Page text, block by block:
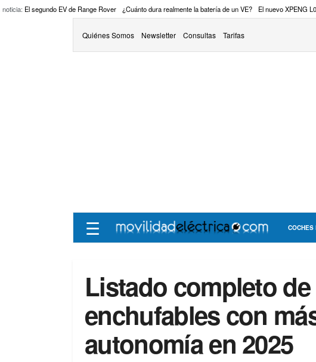
noticia: El segundo EV de Range Rover ¿Cuánto dura realmente la batería de un VE? El nuevo XPENG
Quiénes Somos Newsletter Consultas Tarifas
☰ COCHES
Listado completo
enchufables con
autonomía en 2025